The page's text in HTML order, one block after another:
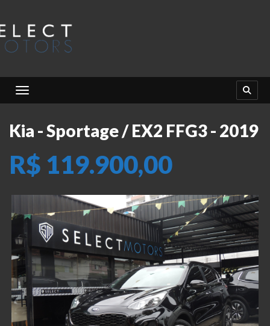
Toggle navigation
Kia - Sportage / EX2 FFG3 - 2019
R$ 119.900,00